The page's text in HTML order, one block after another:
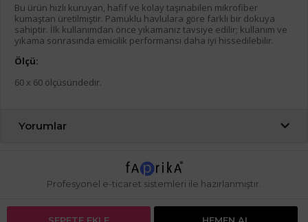
Bu ürün hızlı kuruyan, hafif ve kolay taşınabilen mikrofiber
kumaştan üretilmiştir. Pamuklu havlulara göre farklı bir dokuya
sahiptir. İlk kullanımdan önce yıkamanız tavsiye edilir; kullanım ve
yıkama sonrasında emicilik performansı daha iyi hissedilebilir.
Ölçü:
60 x 60 ölçüsündedir.
Yorumlar
Profesyonel e-ticaret sistemleri ile hazırlanmıştır.